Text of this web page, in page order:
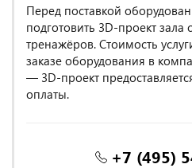
Перед поставкой
подготовить 3D-проект зала
тренажёров. Стоимость
заказе оборудования в
— 3D-проект
оплаты.
+7 (495)